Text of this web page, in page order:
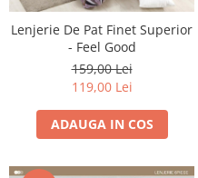
Lenjerie De Pat Finet Superior
- Feel Good
159,00 Lei
119,00 Lei
ADAUGA IN COS